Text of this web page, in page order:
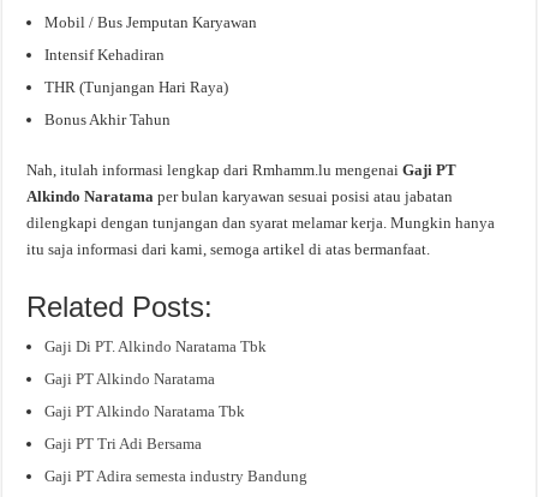
Mobil / Bus Jemputan Karyawan
Intensif Kehadiran
THR (Tunjangan Hari Raya)
Bonus Akhir Tahun
Nah, itulah informasi lengkap dari Rmhamm.lu mengenaiGaji PT
Alkindo Naratamaper bulan karyawan sesuai posisi atau jabatan
dilengkapi dengan tunjangan dan syarat melamar kerja. Mungkin hanya
itu saja informasi dari kami, semoga artikel di atas bermanfaat.
Related Posts:
Gaji Di PT. Alkindo Naratama Tbk
Gaji PT Alkindo Naratama
Gaji PT Alkindo Naratama Tbk
Gaji PT Tri Adi Bersama
Gaji PT Adira semesta industry Bandung